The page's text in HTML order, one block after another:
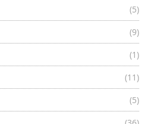
(5)
(9)
(1)
(11)
(5)